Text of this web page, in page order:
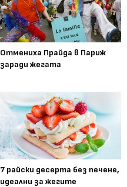
Отмениха Прайда в Париж
заради жегата
7 райски десерта без печене,
идеални за жегите